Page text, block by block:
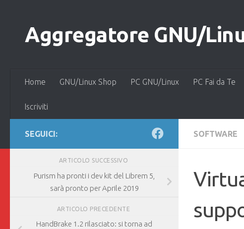
Aggregatore GNU/
Home GNU/Linux Shop PC GNU/Linux PC Fai da Te
Iscriviti
SOFTWARE
SEGUICI:
ARTICOLO SUCCESSIVO
Purism ha pronti i dev kit del Librem 5,
sarà pronto per Aprile 2019
ARTICOLO PRECEDENTE
HandBrake 1.2 rilasciato: si torna ad